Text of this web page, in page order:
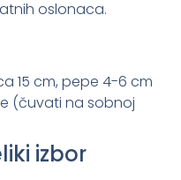
oslonaca.
15 cm, pepe 4-6 cm
(čuvati na sobnoj
izbor